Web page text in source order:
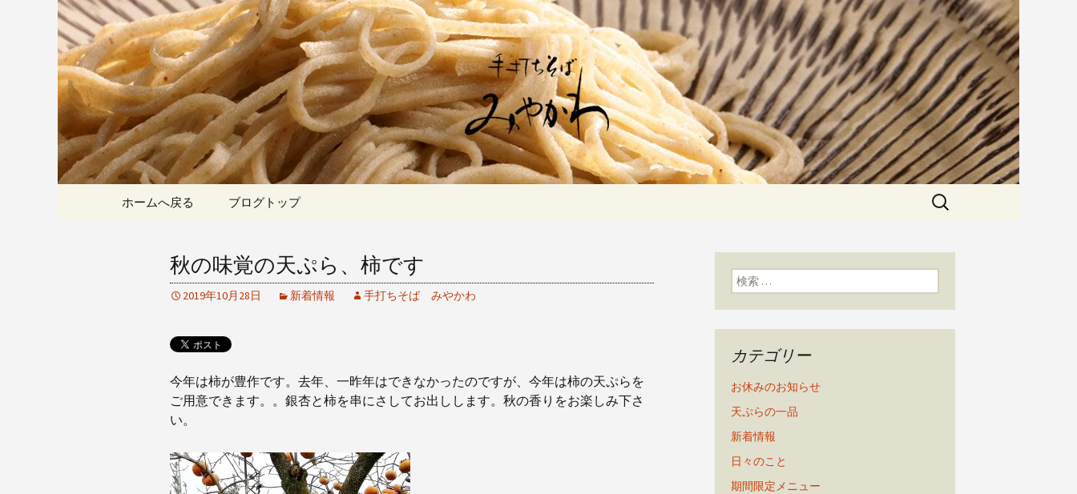
岡崎の「手打ちそば みやかわ」のブログ
です
愛知県岡崎市でひっそりと佇む「手打ちそばみやかわ」では自家製粉にこだわった一日十食限定の十
割そばをお楽しみいただけます。新しいそばや季節の食材を使用した天婦羅メニューなど新着情報は
こちら
コンテンツへ移動
ホームへ戻る ブログトップ
検
秋の味覚の天ぷら、柿です
2019年10月28日 新着情報 手打ちそば みやかわ
今年は柿が豊作です。去年、一昨年はできなかったのですが、今年は柿の天ぷらを
ご用意できます。。銀杏と柿を串にさしてお出しします。秋の香りをお楽しみ下さ
い。
検索:
カテゴリー
お休みのお知らせ
天ぷらの一品
新着情報
日々のこと
期間限定メニュー